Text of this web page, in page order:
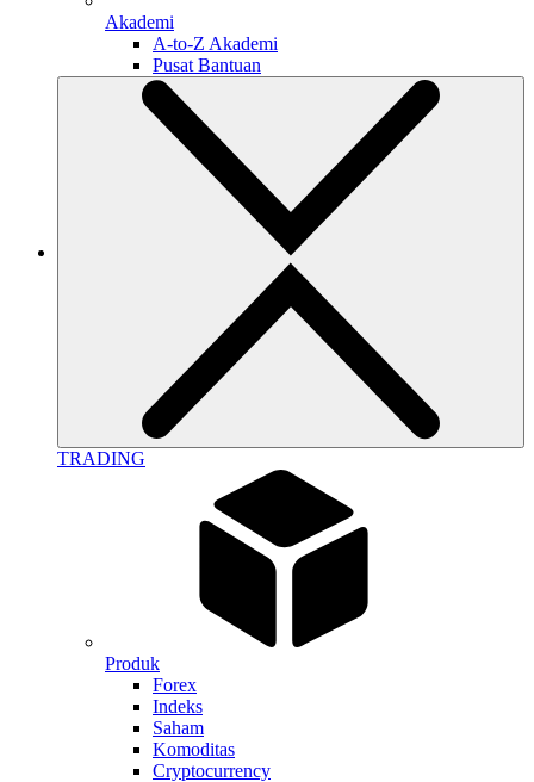
Akademi
A-to-Z Akademi
Pusat Bantuan
TRADING
Produk
Forex
Indeks
Saham
Komoditas
Cryptocurrency